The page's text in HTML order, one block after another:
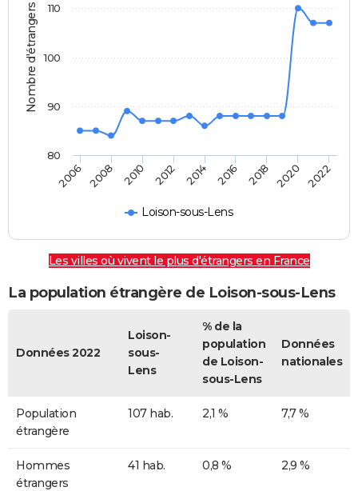
Nombre d'étrangers
Loison-sous-Lens
2006 2008 2010 2012 2014 2016 2018 2020 2022
80
90
100
110
Les villes où vivent le plus d'étrangers en France
La population étrangère de Loison-sous-Lens
Données 2022
Loison-
sous-
Lens
% de la
population
de Loison-
sous-Lens
Données
nationales
Population
étrangère
107 hab. 2,1 % 7,7 %
Hommes
étrangers
41 hab. 0,8 % 2,9 %